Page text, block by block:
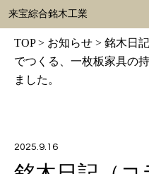
来宝綜合銘木工業
TOP> お知らせ > 銘木日
でつくる、一枚板家具の
ました。
2025.9.16